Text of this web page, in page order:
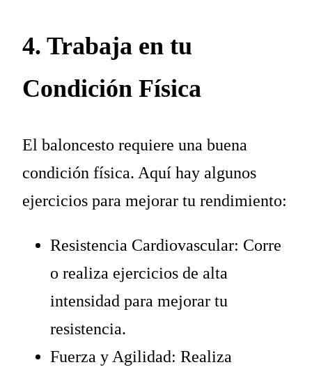
4. Trabaja en tu
Condición Física
El baloncesto requiere una buena
condición física. Aquí hay algunos
ejercicios para mejorar tu rendimiento:
Resistencia Cardiovascular: Corre
o realiza ejercicios de alta
intensidad para mejorar tu
resistencia.
Fuerza y Agilidad: Realiza